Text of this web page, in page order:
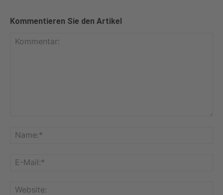
Kommentieren Sie den Artikel